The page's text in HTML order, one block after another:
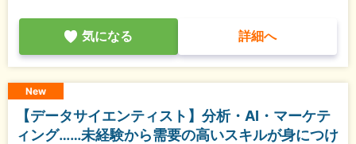
気になる 詳細へ
New
【データサイエンティスト】分析・AI・マーケテ
ィング……未経験から需要の高いスキルが身につけ